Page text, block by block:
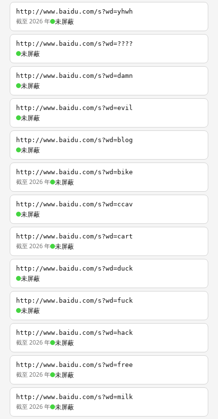
http://www.baidu.com/s?wd=yhwh
截至 2026 年 未屏蔽
http://www.baidu.com/s?wd=????
未屏蔽
http://www.baidu.com/s?wd=damn
未屏蔽
http://www.baidu.com/s?wd=evil
未屏蔽
http://www.baidu.com/s?wd=blog
未屏蔽
http://www.baidu.com/s?wd=bike
截至 2026 年 未屏蔽
http://www.baidu.com/s?wd=ccav
未屏蔽
http://www.baidu.com/s?wd=cart
截至 2026 年 未屏蔽
http://www.baidu.com/s?wd=duck
未屏蔽
http://www.baidu.com/s?wd=fuck
未屏蔽
http://www.baidu.com/s?wd=hack
截至 2026 年 未屏蔽
http://www.baidu.com/s?wd=free
截至 2026 年 未屏蔽
http://www.baidu.com/s?wd=milk
截至 2026 年 未屏蔽